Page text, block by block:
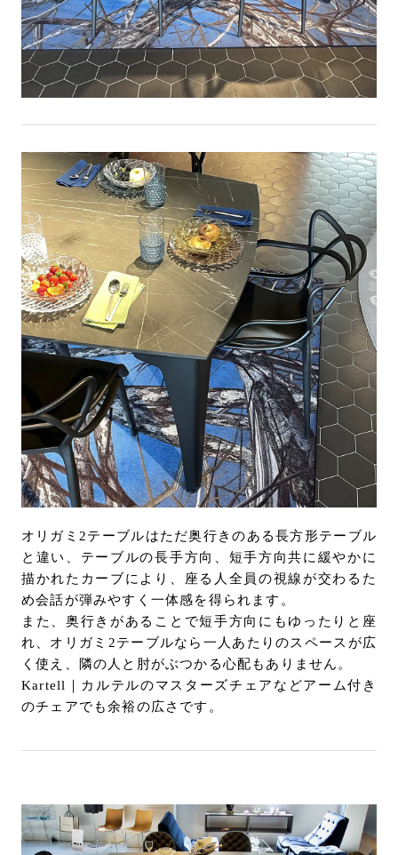
オリガミ2テーブルはただ奥行きのある長方形テーブル
と違い、テーブルの長手方向、短手方向共に緩やかに
描かれたカーブにより、座る人全員の視線が交わるた
め会話が弾みやすく一体感を得られます。
また、奥行きがあることで短手方向にもゆったりと座
れ、オリガミ2テーブルなら一人あたりのスペースが広
く使え、隣の人と肘がぶつかる心配もありません。
Kartell｜カルテルのマスターズチェアなどアーム付き
のチェアでも余裕の広さです。